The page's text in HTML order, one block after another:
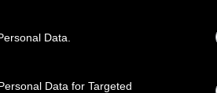
Data.
Data for Targeted